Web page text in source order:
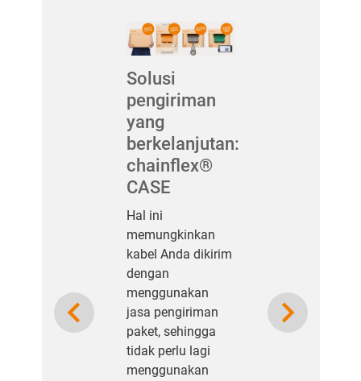
Solusi
pengiriman
yang
berkelanjutan:
chainflex®
CASE
Hal ini
memungkinkan
kabel Anda dikirim
dengan
menggunakan
jasa pengiriman
paket, sehingga
tidak perlu lagi
menggunakan
Previous